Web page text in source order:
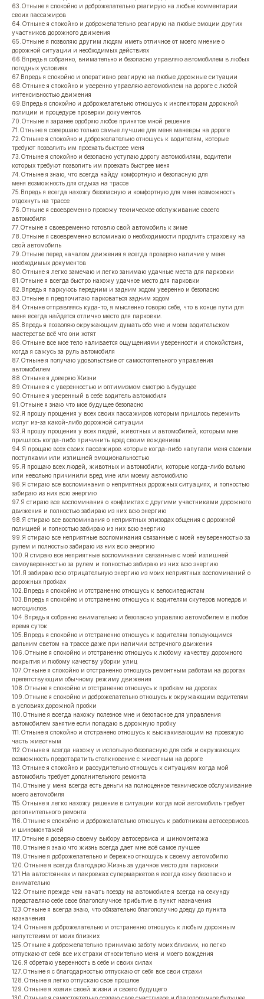
63.Отныне я спокойно и доброжелательно реагирую на любые комментарии
своих пассажиров
64.Отныне я спокойно и доброжелательно реагирую на любые эмоции других
участников дорожного движения
65.Отныне я позволяю другим людям иметь отличное от моего мнение о
дорожной ситуации и необходимых действиях
66.Впредь я собранно, внимательно и безопасно управляю автомобилем в любых
погодных условиях
67.Впредь я спокойно и оперативно реагирую на любые дорожные ситуации
68.Отныне я спокойно и уверенно управляю автомобилем на дороге с любой
интенсивностью движения
69.Впредь я спокойно и доброжелательно отношусь к инспекторам дорожной
полиции и процедуре проверки документов
70.Отныне я заранее одобряю любое принятое мной решение
71.Отныне я совершаю только самые лучшие для меня маневры на дороге
72.Отныне я спокойно и доброжелательно отношусь к водителям, которые
требуют позволить им проехать быстрее меня
73.Отныне я спокойно и безопасно уступаю дорогу автомобилям, водители
которых требуют позволить им проехать быстрее меня
74.Отныне я знаю, что всегда найду комфортную и безопасную для
меня возможность для отдыха на трассе
75.Впредь я всегда нахожу безопасную и комфортную для меня возможность
отдохнуть на трассе
76.Отныне я своевременно прохожу техническое обслуживание своего
автомобиля
77.Отныне я своевременно готовлю свой автомобиль к зиме
78.Отныне я своевременно вспоминаю о необходимости продлить страховку на
свой автомобиль
79.Отныне перед началом движения я всегда проверяю наличие у меня
необходимых документов
80.Отныне я легко замечаю и легко занимаю удачные места для парковки
81.Отныне я всегда быстро нахожу удачное место для парковки
82.Впредь я паркуюсь передним и задним ходом уверенно и безопасно
83.Отныне я предпочитаю парковаться задним ходом
84.Отныне отправляясь куда-то, я мысленно говорю себе, что в конце пути для
меня всегда найдется отлично место для парковки.
85.Впредь я позволяю окружающим думать обо мне и моем водительском
мастерстве всё что они хотят
86.Отныне все мое тело наливается ощущениями уверенности и спокойствия,
когда я сажусь за руль автомобиля
87.Отныне я получаю удовольствие от самостоятельного управления
автомобилем
88.Отныне я доверяю Жизни
89.Отныне я с уверенностью и оптимизмом смотрю в будущее
90.Отныне я уверенный в себе водитель автомобиля
91.Отныне я знаю что мое будущее безопасно
92.Я прошу прощения у всех своих пассажиров которым пришлось пережить
испуг из-за какой-либо дорожной ситуации
93.Я прошу прощения у всех людей, животных и автомобилей, которым мне
пришлось когда-либо причинить вред своим вождением
94.Я прощаю всех своих пассажиров которые когда-либо напугали меня своими
поступками или излишней эмоциональностью
95.Я прощаю всех людей, животных и автомобили, которые когда-либо вольно
или невольно причинили вред мне или моему автомобилю
96.Я стираю все воспоминания о неприятных дорожных ситуациях, и полностью
забираю из них всю энергию
97.Я стираю все воспоминания о конфликтах с другими участниками дорожного
движения и полностью забираю из них всю энергию
98.Я стираю все воспоминания о неприятных эпизодах общения с дорожной
полицией и полностью забираю из них всю энергию
99.Я стираю все неприятные воспоминания связанные с моей неуверенностью за
рулем и полностью забираю из них всю энергию
100.Я стираю все неприятные воспоминания связанные с моей излишней
самоуверенностью за рулем и полностью забираю из них всю энергию
101.Я забираю всю отрицательную энергию из моих неприятных воспоминаний о
дорожных пробках
102.Впредь я спокойно и отстраненно отношусь к велосипедистам
103.Впредь я спокойно и отстраненно отношусь к водителям скутеров мопедов и
мотоциклов
104.Впредь я собранно внимательно и безопасно управляю автомобилем в любое
время суток
105.Впредь я спокойно и отстраненно отношусь к водителям пользующимся
дальним светом на трассе даже при наличии встречного движения
106.Отныне я спокойно и отстраненно отношусь к любому качеству дорожного
покрытия и любому качеству уборки улиц
107.Отныне я спокойно и отстраненно отношусь ремонтным работам на дорогах
препятствующим обычному режиму движения
108.Отныне я спокойно и отстраненно отношусь к пробкам на дорогах
109.Отныне я спокойно и доброжелательно отношусь к окружающим водителям
в условиях дорожной пробки
110.Отныне я всегда нахожу полезное мне и безопасное для управления
автомобилем занятие если попадаю в дорожную пробку
111.Отныне я спокойно и отстранено отношусь к выскакивающим на проезжую
часть животным
112.Отныне я всегда нахожу и использую безопасную для себя и окружающих
возможность предотвратить столкновение с животным на дороге
113.Отныне я спокойно и рассудительно отношусь к ситуациям когда мой
автомобиль требует дополнительного ремонта
114.Отныне у меня всегда есть деньги на полноценное техническое обслуживание
моего автомобиля
115.Отныне я легко нахожу решение в ситуации когда мой автомобиль требует
дополнительного ремонта
116.Отныне я спокойно и доброжелательно отношусь к работникам автосервисов
и шиномонтажей
117.Отныне я доверяю своему выбору автосервиса и шиномонтажа
118.Отныне я знаю что жизнь всегда дает мне всё самое лучшее
119.Отныне я доброжелательно и бережно отношусь к своему автомобилю
120.Отныне я всегда благодарю Жизнь за удачное место для парковки
121.На автостоянках и пакровках супермаркетов я всегда езжу безопасно и
внимательно
122.Отныне прежде чем начать поезду на автомобиле я всегда на секунду
представляю себе свое благополучное прибытие в пункт назначения
123.Отныне я всегда знаю, что обязательно благополучно доеду до пункта
назначения
124.Отныне я доброжелательно и отстраненно отношусь к любым дорожным
напутствиям от моих близких
125.Отныне я доброжелательно принимаю заботу моих близких, но легко
отпускаю от себя все их страхи относительно меня и моего вождения
126.Я обретаю уверенность в себе и своих силах
127.Отныне я с благодарностью отпускаю от себя все свои страхи
128.Отныне я легко отпускаю свое прошлое
129.Отныне я хозяин своей жизни и своего будущего